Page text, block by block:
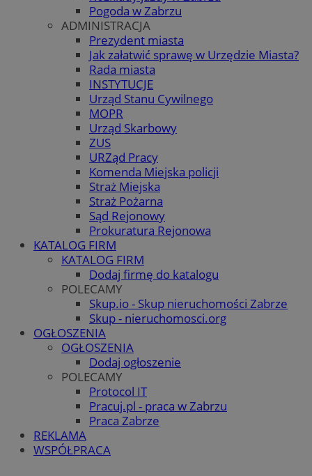
Pogoda w Zabrzu
ADMINISTRACJA
Prezydent miasta
Jak załatwić sprawę w Urzędzie Miasta?
Rada miasta
INSTYTUCJE
Urząd Stanu Cywilnego
MOPR
Urząd Skarbowy
ZUS
URZąd Pracy
Komenda Miejska policji
Straż Miejska
Straż Pożarna
Sąd Rejonowy
Prokuratura Rejonowa
KATALOG FIRM
KATALOG FIRM
Dodaj firmę do katalogu
POLECAMY
Skup.io - Skup nieruchomości Zabrze
Skup - nieruchomosci.org
OGŁOSZENIA
OGŁOSZENIA
Dodaj ogłoszenie
POLECAMY
Protocol IT
Pracuj.pl - praca w Zabrzu
Praca Zabrze
REKLAMA
WSPÓŁPRACA